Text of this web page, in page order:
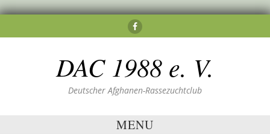
DAC 1988 e. V.
Deutscher Afghanen-Rassezuchtclub
MENU